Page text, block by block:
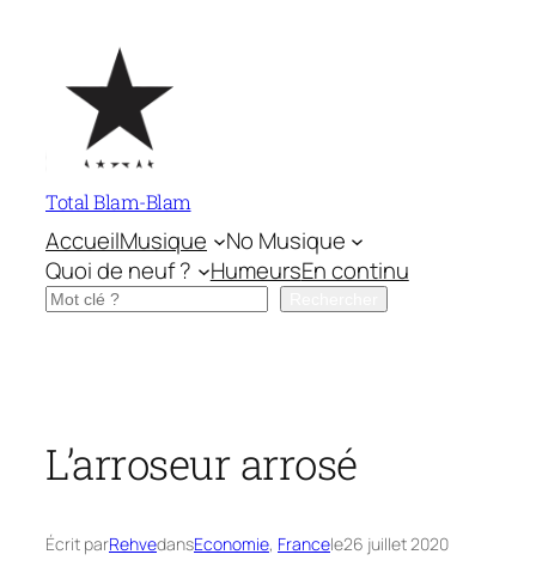
contenu
Total Blam-Blam
AccueilMusique
No Musique
Quoi de neuf ?
HumeursEn continu
Rechercher
L’arroseur arrosé
Écrit parRehvedansEconomie, Francele26 juillet 2020